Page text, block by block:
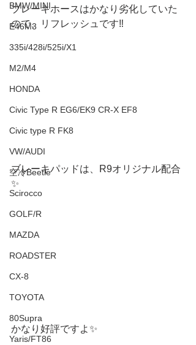
BMW/MINI
E46M3
335i/428i/525i/X1
M2/M4
HONDA
Civic Type R EG6/EK9 CR-X EF8
Civic type R FK8
VW/AUDI
空冷Beetle
Scirocco
GOLF/R
MAZDA
ROADSTER
CX-8
TOYOTA
80Supra
Yaris/FT86
ブレーキホースはかなり劣化していた
ので、リフレッシュです‼️
ブレーキパッドは、R9オリジナル配合
✨
かなり好評ですよ✨